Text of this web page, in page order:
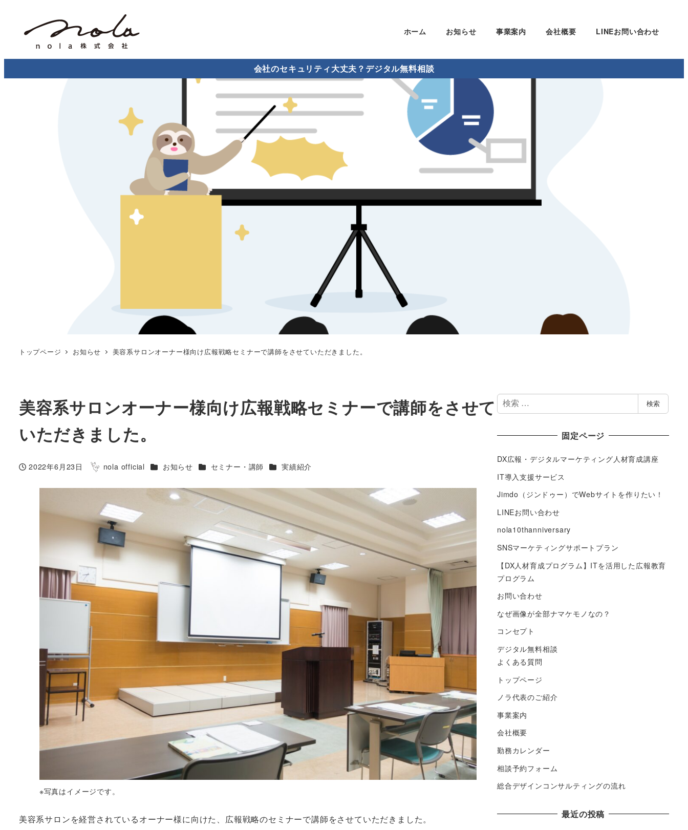
ホーム お知らせ 事業案内 会社概要 LINEお問い合わせ
会社のセキュリティ大丈夫？デジタル無料相談
トップページ お知らせ 美容系サロンオーナー様向け広報戦略セミナーで講師をさせていただきました。
美容系サロンオーナー様向け広報戦略セミナーで講師をさせて
いただきました。
投稿日
2022年6月23日
著
nola official カテゴリー
お知らせ カテゴリー
セミナー・講師 カテゴリー
実績紹介
※写真はイメージです。
美容系サロンを経営されているオーナー様に向けた、広報戦略のセミナーで講師をさせていただきました。
検
索
検索
固定ページ
DX広報・デジタルマーケティング人材育成講座
IT導入支援サービス
Jimdo（ジンドゥー）でWebサイトを作りたい！
LINEお問い合わせ
nola10thanniversary
SNSマーケティングサポートプラン
【DX人材育成プログラム】ITを活用した広報教育
プログラム
お問い合わせ
なぜ画像が全部ナマケモノなの？
コンセプト
デジタル無料相談
よくある質問
トップページ
ノラ代表のご紹介
事業案内
会社概要
勤務カレンダー
相談予約フォーム
総合デザインコンサルティングの流れ
最近の投稿